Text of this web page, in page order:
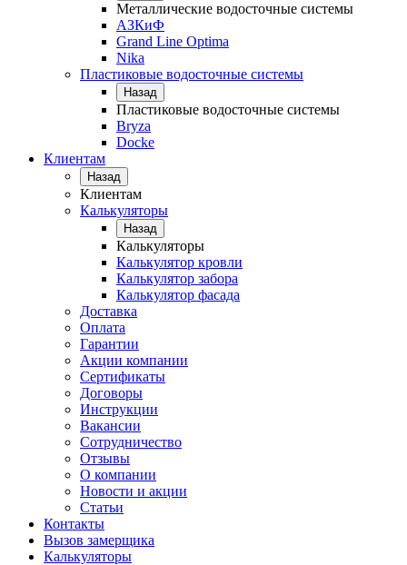
Металлические водосточные системы
АЗКиФ
Grand Line Optima
Nika
Пластиковые водосточные системы
Назад
Пластиковые водосточные системы
Bryza
Docke
Клиентам
Назад
Клиентам
Калькуляторы
Назад
Калькуляторы
Калькулятор кровли
Калькулятор забора
Калькулятор фасада
Доставка
Оплата
Гарантии
Акции компании
Сертификаты
Договоры
Инструкции
Вакансии
Сотрудничество
Отзывы
О компании
Новости и акции
Статьи
Контакты
Вызов замерщика
Калькуляторы